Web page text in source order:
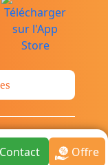
Contact Offre
Tous